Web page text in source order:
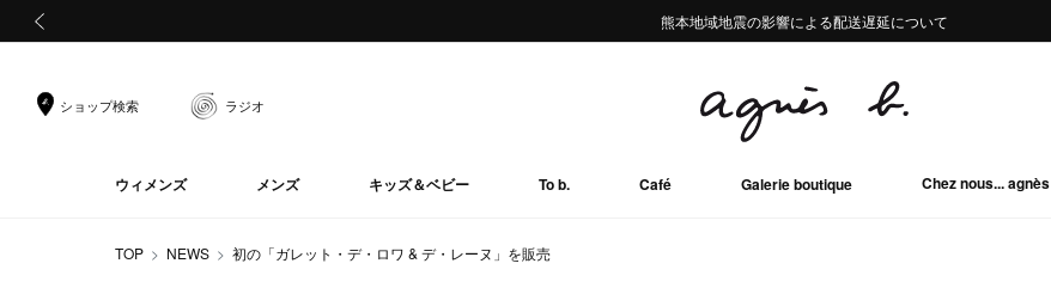
熊本地域地震の影響による配送遅延について
Summer Sale 2buy10%OFF!!
熊本地域地震の影響による配送遅延について
Summer Sale 2buy10%OFF!!
ショップ検索 ラジオ
ウィメンズ メンズ キッズ＆ベビー To b. Café Galerie boutique Chez nous... agnès
TOP NEWS 初の「ガレット・デ・ロワ & デ・レーヌ」を販売